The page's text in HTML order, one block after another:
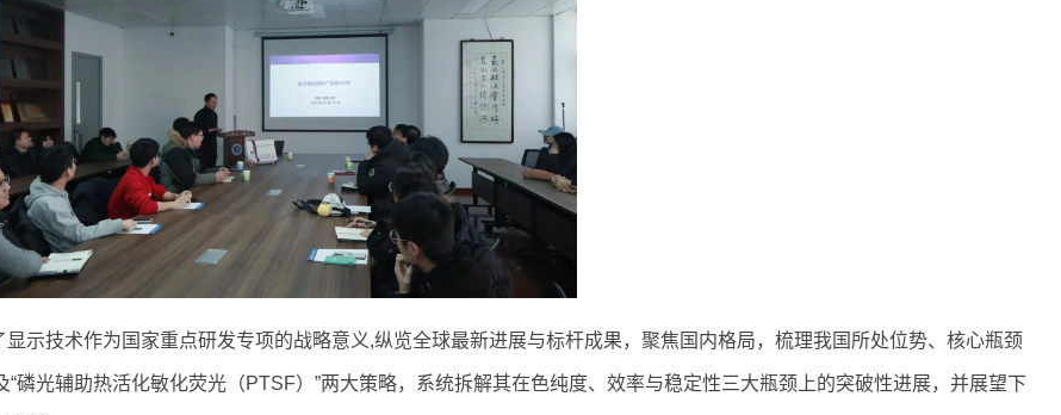
示技术作为国家重点研发专项的战略意义,纵览全球最新进展与标杆成果，聚焦国内格局，梳理我国所处位势、核心瓶颈
磷光辅助热活化敏化荧光（PTSF）”两大策略，系统拆解其在色纯度、效率与稳定性三大瓶颈上的突破性进展，并展望下